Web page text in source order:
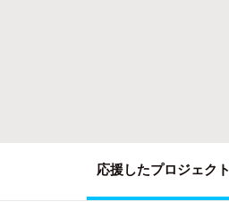
応援したプロジェクト